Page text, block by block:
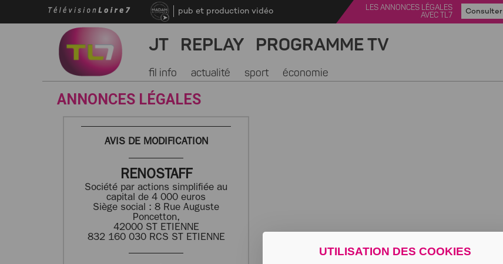
UTILISATION DES COOKIES
pub et production vidéo
LES ANNONCES LÉGALES
AVEC TL7
Consulter
JT REPLAY PROGRAMME TV
fil info actualité sport économie
ANNONCES LÉGALES
AVIS DE MODIFICATION
RENOSTAFF
Société par actions simplifiée au
capital de 4 000 euros
Siège social : 8 Rue Auguste
Poncetton,
42000 ST ETIENNE
832 160 030 RCS ST ETIENNE